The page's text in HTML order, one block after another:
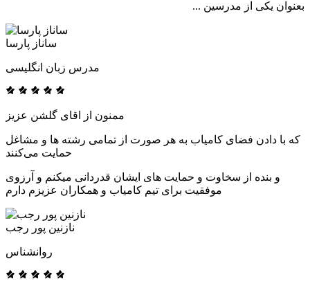
بعنوان یکی از مدرسین ...
ساناز پارسا
مدرس زبان انگلیسی
که با دادن فضای کامیاب به هر صورت از تمامی رشته ها و مشاغل
حمایت می‌کنند
و بنده از سخاوت و حمایت های ایشان قدردانی میکنم و آرزوی
موفقیت برای تیم کامیاب و همکاران عزیزم دارم
نازنین پور رجب
روانشناس